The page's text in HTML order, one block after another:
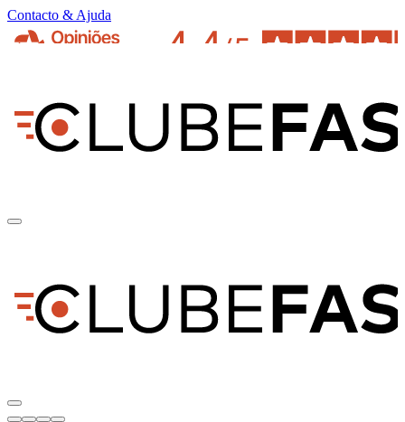
Contacto & Ajuda